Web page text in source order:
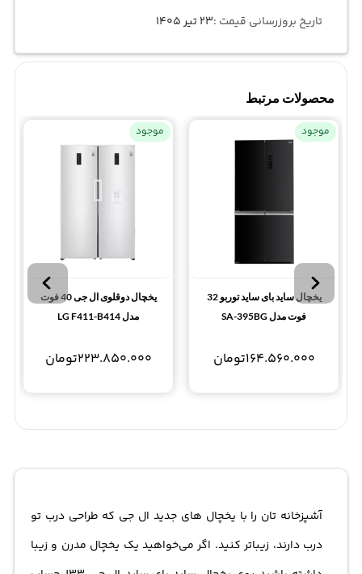
تاریخ بروزرسانی قیمت :۲۳ تیر ۱۴۰۵
محصولات مرتبط
موجود
یخچال ساید بای ساید توربو 32
فوت مدل SA-395BG
164.560.000تومان
موجود
یخچال دوقلوی ال جی 40 فوت
مدل LG F411-B414
223.850.000تومان
آشپزخانه تان را با یخچال های جدید ال جی که طراحی درب تو
درب دارند، زیباتر کنید. اگر می‌خواهید یک یخچال مدرن و زیبا